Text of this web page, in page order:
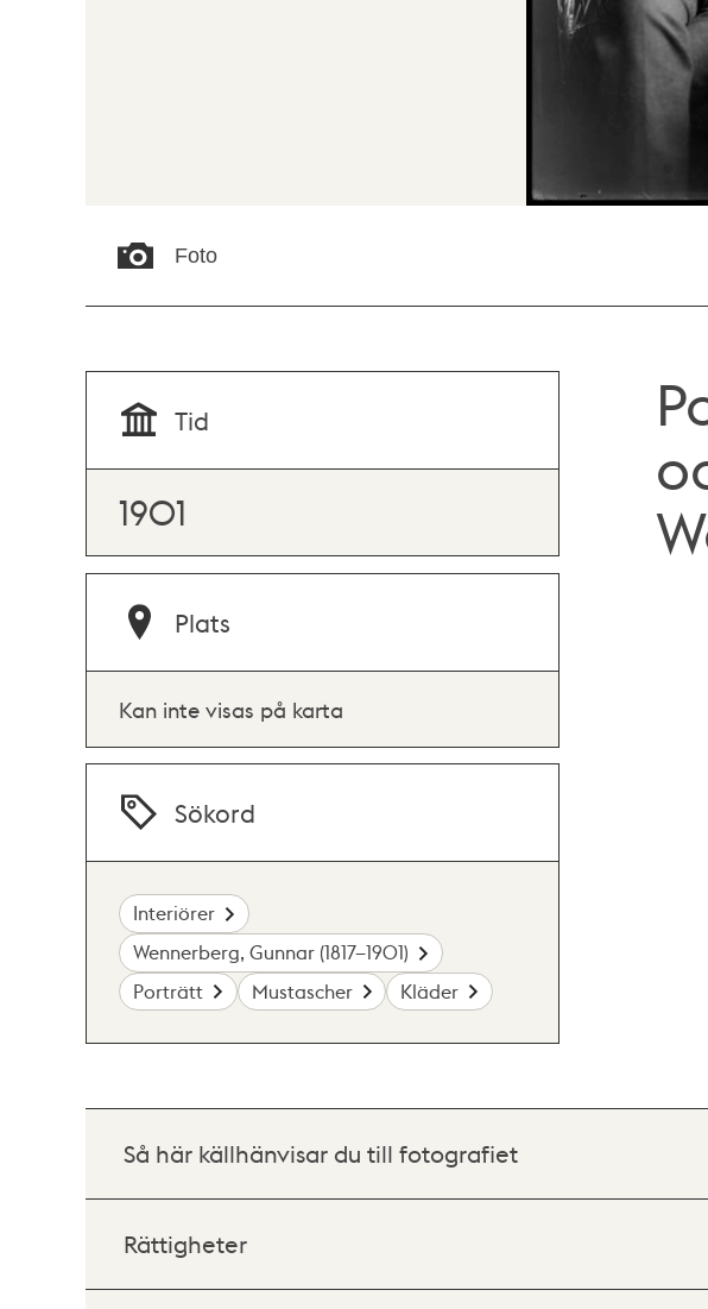
Foto
Tid
1901
Plats
Kan inte visas på karta
Sökord
Interiörer
Wennerberg, Gunnar (1817–1901)
Porträtt
Mustascher Kläder
Så här källhänvisar du till fotografiet
Rättigheter